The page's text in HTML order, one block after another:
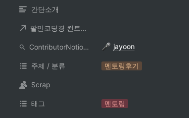
간단소개
팔만코딩경 컨트리뷰터
ContributorNotionAccount jayoon
주제 / 분류 멘토링후기
Scrap
태그 멘토링